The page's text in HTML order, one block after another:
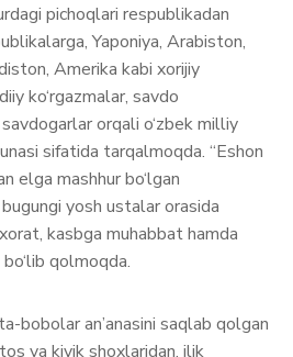
pichoqlari respublikadan
Yaponiya, Arabiston,
Amerika kabi xorijiy
ko‘rgazmalar, savdo
orqali o‘zbek milliy
sifatida tarqalmoqda. “Eshon
elga mashhur bo‘lgan
yosh ustalar orasida
kasbga muhabbat hamda
qolmoqda.
bobolar an’anasini saqlab qolgan
va kiyik shoxlaridan, ilik